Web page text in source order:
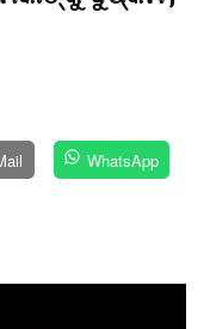
WhatsApp